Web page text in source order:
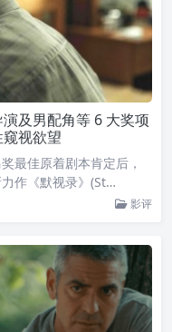
及男配角等 6 大奖项
视欲望
最佳原着剧本肯定后，
作《默视录》(St…
影评